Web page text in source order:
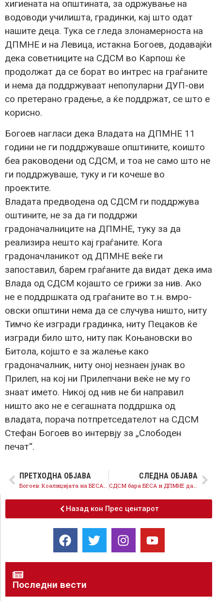
хигиената на општината, за одржување на
водоводи училишта, градинки, кај што одат
нашите деца. Тука се гледа злонамерноста на
ДПМНЕ и на Левица, истакна Богоев, додавајќи
дека советниците на СДСМ во Карпош ќе
продолжат да се борат во интрес на граѓаните
и нема да поддржуваат непопуларни ДУП-ови
со претерано градење, а ќе поддржат, се што е
корисно.
Богоев нагласи дека Владата на ДПМНЕ 11
години не ги поддржуваше општините, коишто
беа раководени од СДСМ, и тоа не само што не
ги поддржуваше, туку и ги кочеше во
проектите.
Владата предводена од СДСМ ги поддржува
оштините, не за да ги поддржи
градоначалниците на ДПМНЕ, туку за да
реализира нешто кај граѓаните. Кога
градоначланикот од ДПМНЕ веќе ги
запоставил, барем граѓаните да видат дека има
Влада од СДСМ којашто се грижи за нив. Ако
не е поддршката од граѓаните во т.н. вмро-
овски општини нема да се случува ништо, ниту
Тимчо ќе изгради градинка, ниту Пецаков ќе
изгради било што, ниту пак Коњановски во
Битола, којшто е за жалење како
градоначалник, ниту оној незнаен јунак во
Прилеп, на кој ни Прилепчани веќе не му го
знаат името. Никој од нив не би направил
ништо ако не е сегашната поддршка од
владата, порача потпретседателот на СДСМ
Стефан Богоев во интервју за „Слободен
печат“.
ПРЕТХОДНА ОБЈАВА
Богоев: Коалицијата на БЕСА и ДПМНЕ во Тетово ги разгорува меѓуетнички страсти, тоа граѓаните нема да го дозволат
СЛЕДНА ОБЈАВА
СДСМ бара БЕСА и ДПМНЕ да ја повлечат одлуката за уривање на верското обележје на Попова Шапка
Назад кон Прес центарот
Последни вести